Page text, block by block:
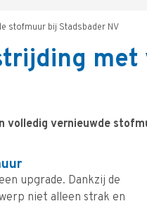
stofmuur bij Stadsbader NV
volledig vernieuwde
upgrade. Dankzij de
niet alleen strak en